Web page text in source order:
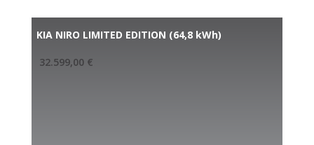
KIA NIRO LIMITED EDITION (64,8 kWh)
32.599,00 €